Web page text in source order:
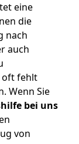
eine
die
nach
auch
oft fehlt
Wenn Sie
bei uns
von